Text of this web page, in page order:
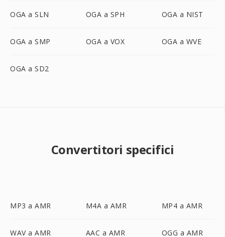
OGA a SLN OGA a SPH OGA a NIST
OGA a SMP OGA a VOX OGA a WVE
OGA a SD2
Convertitori specifici
MP3 a AMR M4A a AMR MP4 a AMR
WAV a AMR AAC a AMR OGG a AMR